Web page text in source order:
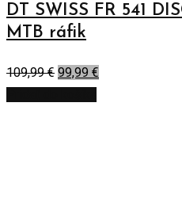
DT SWISS FR 541
MTB ráfik
109,99€ 99,99 €